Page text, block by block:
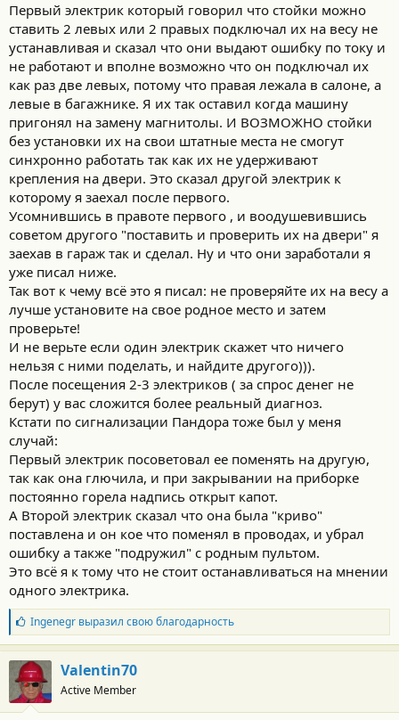
Первый электрик который говорил что стойки можно
ставить 2 левых или 2 правых подключал их на весу не
устанавливая и сказал что они выдают ошибку по току и
не работают и вполне возможно что он подключал их
как раз две левых, потому что правая лежала в салоне, а
левые в багажнике. Я их так оставил когда машину
пригонял на замену магнитолы. И ВОЗМОЖНО стойки
без установки их на свои штатные места не смогут
синхронно работать так как их не удерживают
крепления на двери. Это сказал другой электрик к
которому я заехал после первого.
Усомнившись в правоте первого , и воодушевившись
советом другого "поставить и проверить их на двери" я
заехав в гараж так и сделал. Ну и что они заработали я
уже писал ниже.
Так вот к чему всё это я писал: не проверяйте их на весу а
лучше установите на свое родное место и затем
проверьте!
И не верьте если один электрик скажет что ничего
нельзя с ними поделать, и найдите другого))).
После посещения 2-3 электриков ( за спрос денег не
берут) у вас сложится более реальный диагноз.
Кстати по сигнализации Пандора тоже был у меня
случай:
Первый электрик посоветовал ее поменять на другую,
так как она глючила, и при закрывании на приборке
постоянно горела надпись открыт капот.
А Второй электрик сказал что она была "криво"
поставлена и он кое что поменял в проводах, и убрал
ошибку а также "подружил" с родным пультом.
Это всё я к тому что не стоит останавливаться на мнении
одного электрика.
Б
л
а
г
о
д
а
Ingenegrвыразил свою благодарность
Valentin70
Active Member